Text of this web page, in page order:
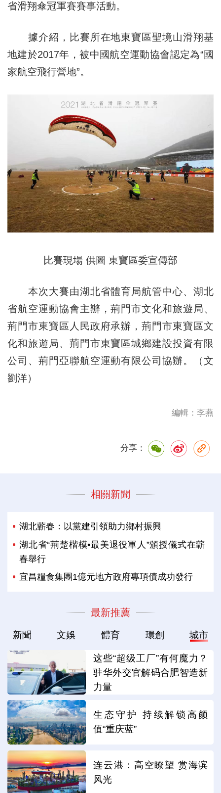
省滑翔傘冠軍賽賽事活動。
據介紹，比賽所在地東寶區聖境山滑翔基
地建於2017年，被中國航空運動協會認定為“國
家航空飛行營地”。
比賽現場 供圖 東寶區委宣傳部
本次大賽由湖北省體育局航管中心、湖北
省航空運動協會主辦，荊門市文化和旅遊局、
荊門市東寶區人民政府承辦，荊門市東寶區文
化和旅遊局、荊門市東寶區城鄉建設投資有限
公司、荊門亞聯航空運動有限公司協辦。（文
劉洋）
編輯：李燕
分享：
相關新聞
湖北蘄春：以黨建引領助力鄉村振興
湖北省“荊楚楷模•最美退役軍人”頒授儀式在蘄
春舉行
宜昌糧食集團1億元地方政府專項債成功發行
最新推薦
新聞 文娛 體育 環創 城市
这些“超级工厂”有何魔力？
驻华外交官解码合肥智造新
力量
生态守护 持续解锁高颜
值“重庆蓝”
连云港：高空瞭望 赏海滨
风光